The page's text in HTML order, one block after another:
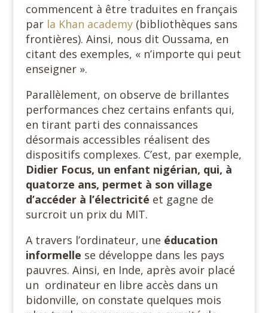
commencent à être traduites en français
par la Khan academy(bibliothèques sans
frontières). Ainsi, nous dit Oussama, en
citant des exemples, « n’importe qui peut
enseigner ».
Parallèlement, on observe de brillantes
performances chez certains enfants qui,
en tirant parti des connaissances
désormais accessibles réalisent des
dispositifs complexes. C’est, par exemple,
Didier Focus, un enfant nigérian, qui, à
quatorze ans, permet à son village
d’accéder à l’électricité et gagne de
surcroit un prix du MIT.
A travers l’ordinateur, une éducation
informelle se développe dans les pays
pauvres. Ainsi, en Inde, après avoir placé
un ordinateur en libre accès dans un
bidonville, on constate quelques mois